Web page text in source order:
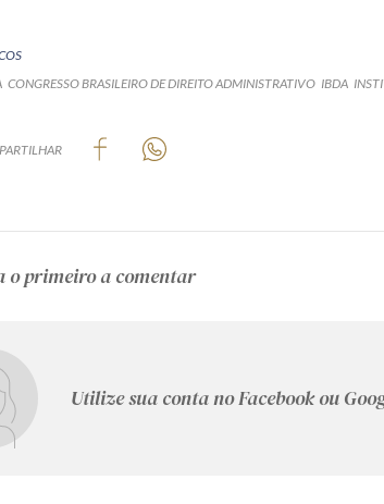
CONGRESSO BRASILEIRO DE DIREITO ADMINISTRATIVO IBDA
o primeiro a comentar
Utilize sua conta no Facebook ou